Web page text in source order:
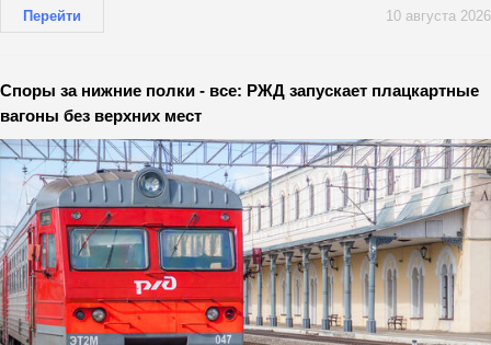
Перейти 10 августа 2026
Споры за нижние полки - все: РЖД запускает плацкартные
вагоны без верхних мест